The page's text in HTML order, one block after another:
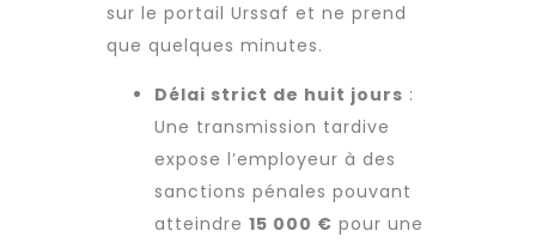
sur le portail Urssaf et ne prend
que quelques minutes.
Délai strict de huit jours :
Une transmission tardive
expose l’employeur à des
sanctions pénales pouvant
atteindre 15 000 € pour une